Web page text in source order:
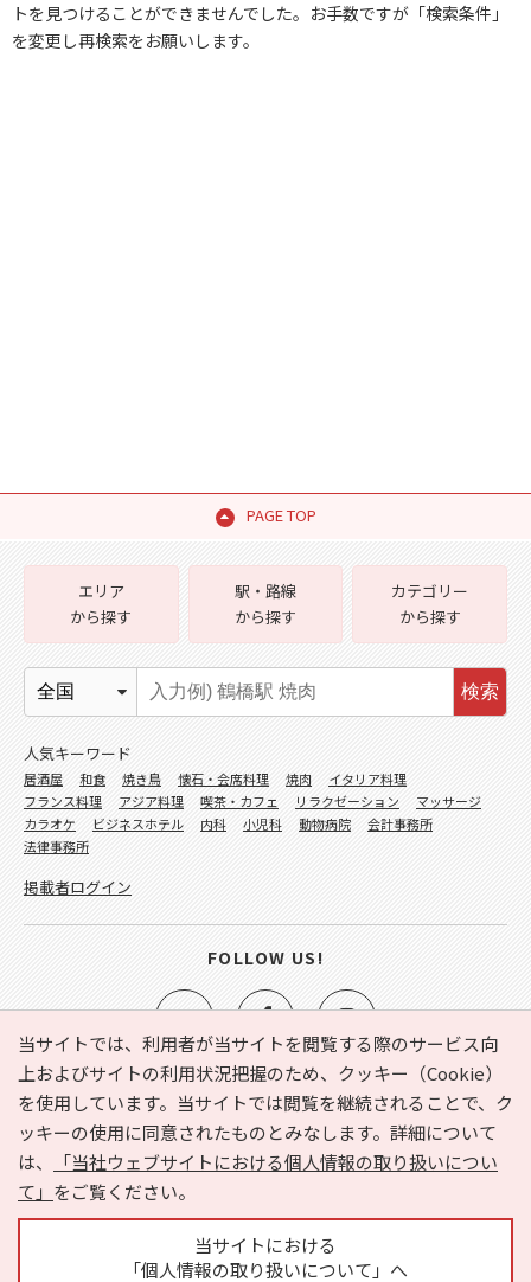
トを見つけることができませんでした。お手数ですが「検索条件」
を変更し再検索をお願いします。
PAGE TOP
当サイトでは、利用者が当サイトを閲覧する際のサービス向
上およびサイトの利用状況把握のため、クッキー（Cookie）
を使用しています。当サイトでは閲覧を継続されることで、ク
ッキーの使用に同意されたものとみなします。詳細について
は、
「当社ウェブサイトにおける個人情報の取り扱いについ
て」 をご覧ください。
当サイトにおける
「個人情報の取り扱いについて」へ
e-NAVITA（イーナビタ）とは？ お気に入り
ヘルプ
利用規約
個人情報の取り扱いについて
運営会社
サイトマップ
広告掲載に関するお問い合わせ
エリア
から探す
駅・路線
から探す
カテゴリー
から探す
検索
人気キーワード
居酒屋 和食 焼き鳥 懐石・会席料理 焼肉
イタリア料理
フランス料理
アジア料理 喫茶・カフェ リラクゼーション
マッサージ
カラオケ
ビジネスホテル 内科 小児科 動物病院
会計事務所
法律事務所
掲載者ログイン
FOLLOW US!